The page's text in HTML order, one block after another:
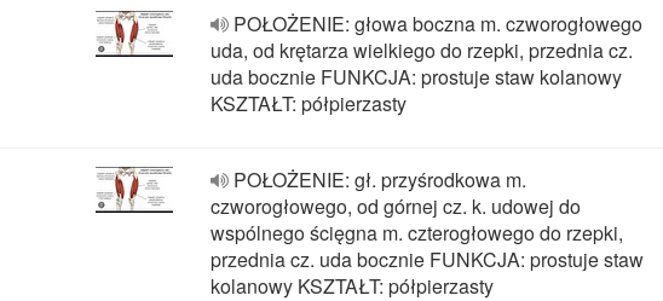
POŁOŻENIE: głowa boczna m. czworogłowego
uda, od krętarza wielkiego do rzepki, przednia cz.
uda bocznie FUNKCJA: prostuje staw kolanowy
KSZTAŁT: półpierzasty
POŁOŻENIE: gł. przyśrodkowa m.
czworogłowego, od górnej cz. k. udowej do
wspólnego ścięgna m. czterogłowego do rzepki,
przednia cz. uda bocznie FUNKCJA: prostuje staw
kolanowy KSZTAŁT: półpierzasty